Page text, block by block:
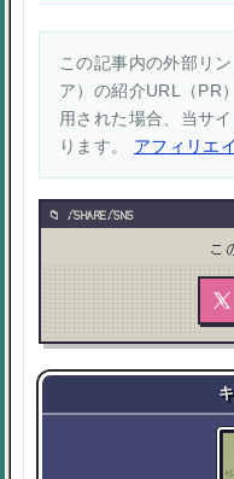
この記事内の外部リ
ア）の紹介URL（PR
用された場合、当サ
ります。 アフィリエ
/SHARE/SNS
こ